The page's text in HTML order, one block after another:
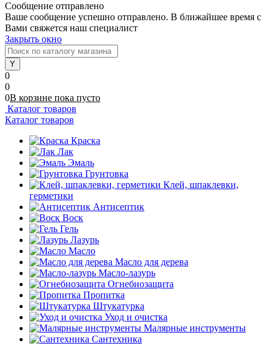
Сообщение отправлено
Ваше сообщение успешно отправлено. В ближайшее время с
Вами свяжется наш специалист
Закрыть окно
0
0
0В корзине пока пусто
Каталог товаров
Каталог товаров
Краска
Лак
Эмаль
Грунтовка
Клей, шпаклевки,
герметики
Антисептик
Воск
Гель
Лазурь
Масло
Масло для дерева
Масло-лазурь
Огнебиозащита
Пропитка
Штукатурка
Уход и очистка
Малярные инструменты
Сантехника